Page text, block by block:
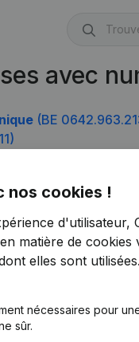
avec
(BE
nos cookies !
d'utilisateur,
matière de cookies
elles sont
nécessaires pour
sûr.